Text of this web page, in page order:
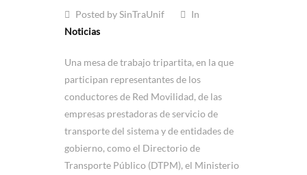
Posted by SinTraUnif
In
Noticias
Una mesa de trabajo tripartita, en la que
participan representantes de los
conductores de Red Movilidad, de las
empresas prestadoras de servicio de
transporte del sistema y de entidades de
gobierno, como el Directorio de
Transporte Público (DTPM), el Ministerio